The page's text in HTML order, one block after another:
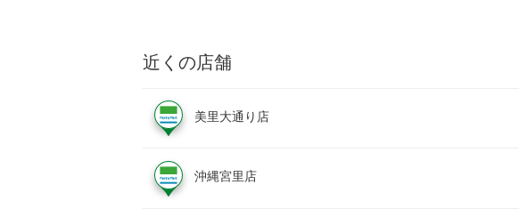
近くの店舗
美里大通り店
沖縄宮里店